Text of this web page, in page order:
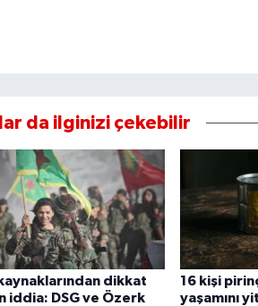
da ilginizi çekebilir
dikkat
iddia: DSG ve Özerk
16 kişi
yaşamını